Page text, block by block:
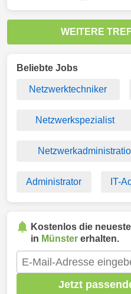
WEITERE
Beliebte Jobs
Netzwerktechniker
Netzwerkspezialist
Administrator IT-
Kostenlos die
in Münster erhalten.
Jetzt